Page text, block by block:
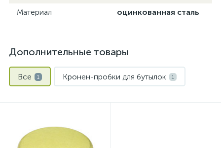
Материал
оцинкованная сталь
Дополнительные товары
Все 1 Кронен-пробки для бутылок 1